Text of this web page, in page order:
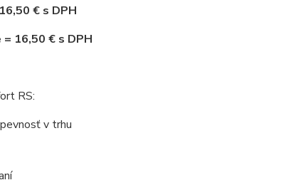
€ s DPH
16,50 € s DPH
RS:
v trhu